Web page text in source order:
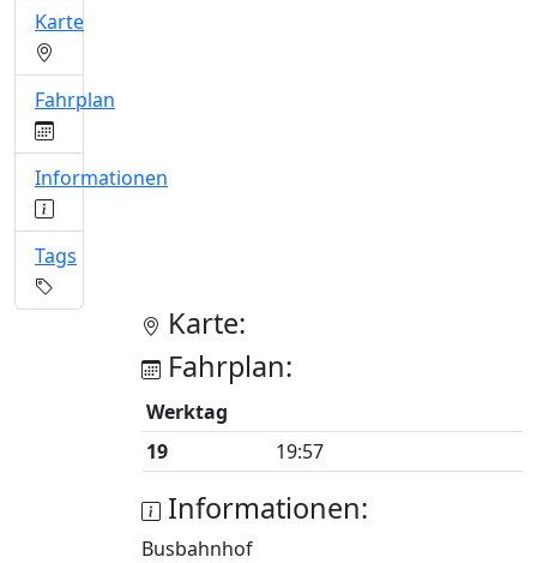
Karte:
Fahrplan:
Werktag
19
19:57
Informationen:
Busbahnhof
Karte
Fahrplan
Informationen
Tags